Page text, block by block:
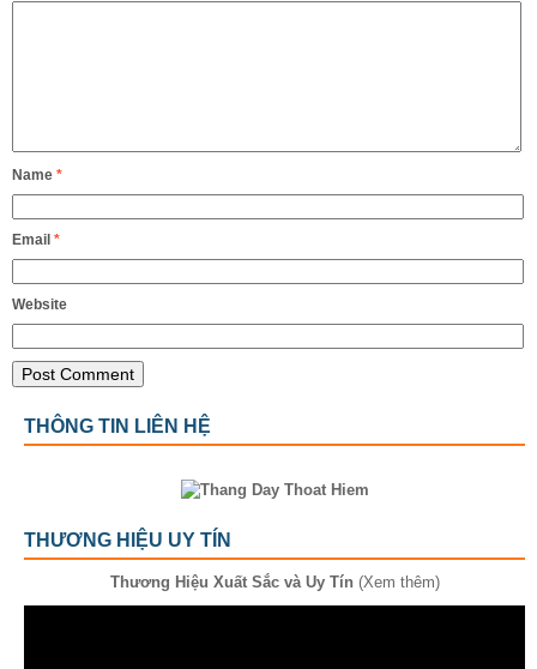
Name *
Email *
Website
THÔNG TIN LIÊN HỆ
THƯƠNG HIỆU UY TÍN
Thương Hiệu Xuất Sắc và Uy Tín (Xem thêm)